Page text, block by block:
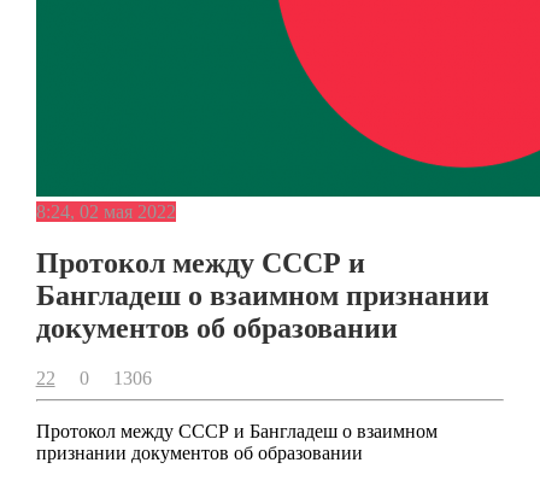
8:24, 02 мая 2022
Протокол между СССР и
Бангладеш о взаимном признании
документов об образовании
22 0 1306
Протокол между СССР и Бангладеш о взаимном
признании документов об образовании